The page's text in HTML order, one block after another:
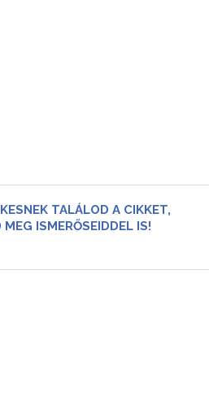
TALÁLOD A CIKKET,
MEG ISMERŐSEIDDEL IS!